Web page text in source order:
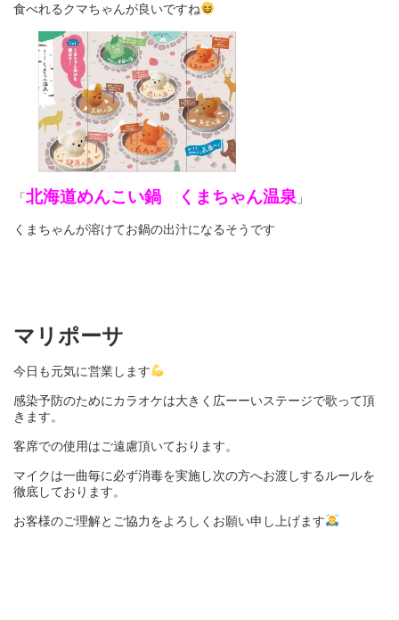
食べれるクマちゃんが良いですね
「北海道めんこい鍋 くまちゃん温泉 」
くまちゃんが溶けてお鍋の出汁になるそうです
マリポーサ
今日も元気に営業します
感染予防のためにカラオケは大きく広ーーいステージで歌って頂
きます。
客席での使用はご遠慮頂いております。
マイクは一曲毎に必ず消毒を実施し次の方へお渡しするルールを
徹底しております。
お客様のご理解とご協力をよろしくお願い申し上げます